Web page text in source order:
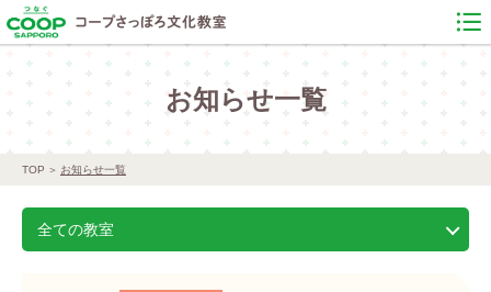
お知らせ一覧
TOP お知らせ一覧
全ての教室